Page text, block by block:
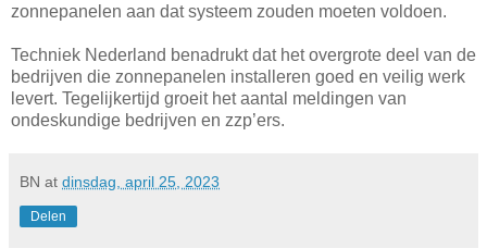
zonnepanelen aan dat systeem zouden moeten voldoen.
Techniek Nederland benadrukt dat het overgrote deel van de
bedrijven die zonnepanelen installeren goed en veilig werk
levert. Tegelijkertijd groeit het aantal meldingen van
ondeskundige bedrijven en zzp’ers.
BN at dinsdag, april 25, 2023
Delen